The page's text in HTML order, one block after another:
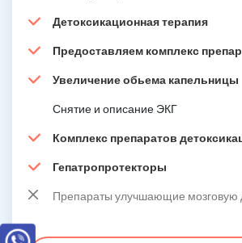
Детоксикационная терапия
Предоставляем комплекс
Увеличение обьема капельницы
Снятие и описание ЭКГ
Комплекс препаратов
Гепатропротекторы
Препараты улучшающие мозговую